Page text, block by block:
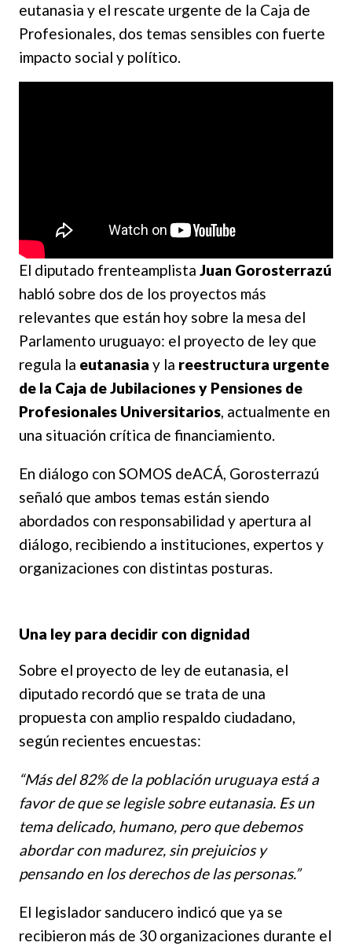
eutanasia y el rescate urgente de la Caja de
Profesionales, dos temas sensibles con fuerte
impacto social y político.
El diputado frenteamplista Juan Gorosterrazú
habló sobre dos de los proyectos más
relevantes que están hoy sobre la mesa del
Parlamento uruguayo: el proyecto de ley que
regula la eutanasia y la reestructura urgente
de la Caja de Jubilaciones y Pensiones de
Profesionales Universitarios, actualmente en
una situación crítica de financiamiento.
En diálogo con SOMOS deACÁ, Gorosterrazú
señaló que ambos temas están siendo
abordados con responsabilidad y apertura al
diálogo, recibiendo a instituciones, expertos y
organizaciones con distintas posturas.
Una ley para decidir con dignidad
Sobre el proyecto de ley de eutanasia, el
diputado recordó que se trata de una
propuesta con amplio respaldo ciudadano,
según recientes encuestas:
“Más del 82% de la población uruguaya está a
favor de que se legisle sobre eutanasia. Es un
tema delicado, humano, pero que debemos
abordar con madurez, sin prejuicios y
pensando en los derechos de las personas.”
El legislador sanducero indicó que ya se
recibieron más de 30 organizaciones durante el